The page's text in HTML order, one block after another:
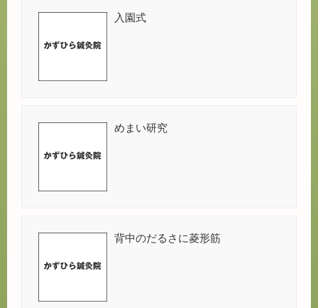
入園式
めまい研究
背中のだるさに菱形筋